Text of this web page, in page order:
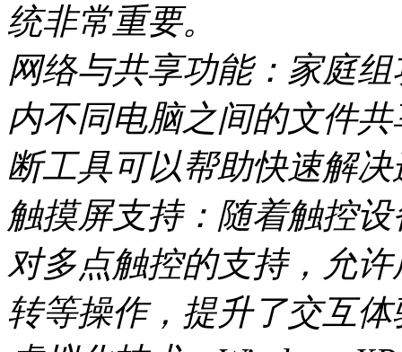
统非常重要。
网络与共享功能：家庭
内不同电脑之间的文件
断工具可以帮助快速解
触摸屏支持：随着触控
对多点触控的支持，允
转等操作，提升了交互体